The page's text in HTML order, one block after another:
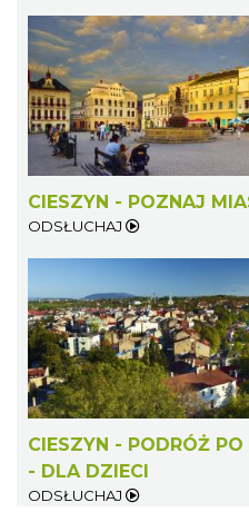
CIESZYN - POZNAJ
ODSŁUCHAJ
CIESZYN - PODRÓŻ PO
- DLA DZIECI
ODSŁUCHAJ